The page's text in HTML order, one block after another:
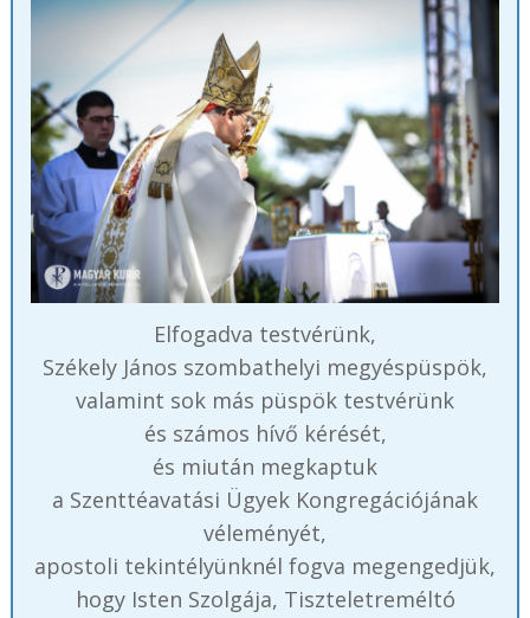
Elfogadva testvérünk,
Székely János szombathelyi megyéspüspök,
valamint sok más püspök testvérünk
és számos hívő kérését,
és miután megkaptuk
a Szenttéavatási Ügyek Kongregációjának
véleményét,
apostoli tekintélyünknél fogva megengedjük,
hogy Isten Szolgája, Tiszteletreméltó